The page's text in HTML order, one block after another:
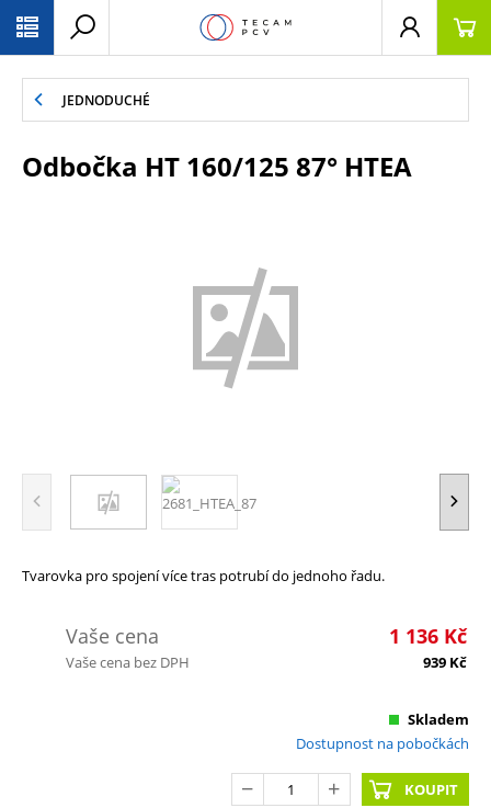
JEDNODUCHÉ
Odbočka HT 160/125 87° HTEA
Tvarovka pro spojení více tras potrubí do jednoho řadu.
Vaše cena 1 136 Kč
Vaše cena bez DPH 939 Kč
Skladem
Dostupnost na pobočkách
KOUPIT